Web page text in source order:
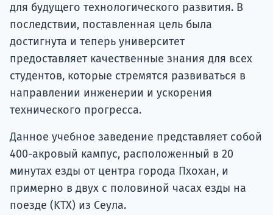
для будущего технологического развития. В
последствии, поставленная цель была
достигнута и теперь университет
предоставляет качественные знания для всех
студентов, которые стремятся развиваться в
направлении инженерии и ускорения
технического прогресса.
Данное учебное заведение представляет собой
400-акровый кампус, расположенный в 20
минутах езды от центра города Пхохан, и
примерно в двух с половиной часах езды на
поезде (KTX) из Сеула.